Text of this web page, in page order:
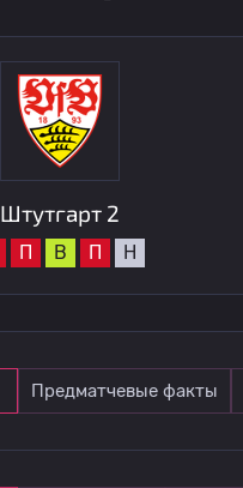
Штутгарт 2
П В П Н
Предматчевые факты